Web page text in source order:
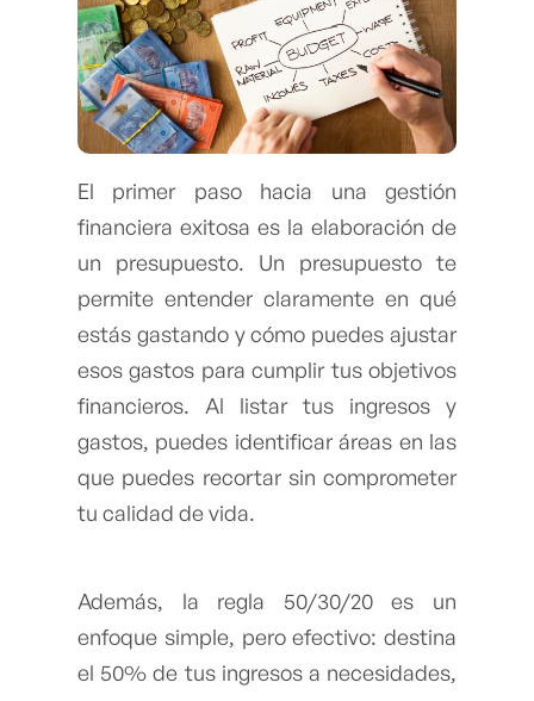
El primer paso hacia una gestión
financiera exitosa es la elaboración de
un presupuesto. Un presupuesto te
permite entender claramente en qué
estás gastando y cómo puedes ajustar
esos gastos para cumplir tus objetivos
financieros. Al listar tus ingresos y
gastos, puedes identificar áreas en las
que puedes recortar sin comprometer
tu calidad de vida.
Además, la regla 50/30/20 es un
enfoque simple, pero efectivo: destina
el 50% de tus ingresos a necesidades,